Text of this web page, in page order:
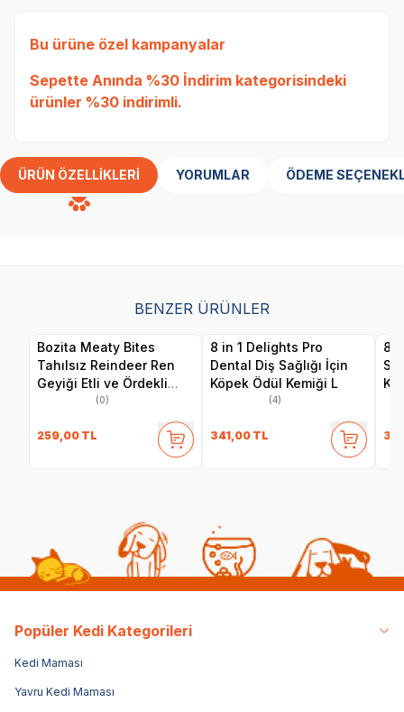
Bu ürüne özel kampanyalar
Sepette Anında %30 İndirim kategorisindeki
ürünler %30 indirimli.
ÜRÜN ÖZELLIKLERI YORUMLAR ÖDEME
BENZER ÜRÜNLER
Bozita Meaty Bites
Tahılsız Reindeer Ren
Geyiği Etli ve Ördekli
Köpek Ödül Maması 70
(0)
259,00 TL
8 in 1 Delights Pro
Dental Diş Sağlığı İçin
Köpek Ödül Kemiği L
(4)
341,00 TL
8
Popüler Kedi Kategorileri
Kedi Maması
Yavru Kedi Maması